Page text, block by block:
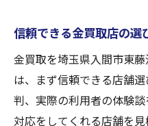
信頼できる金買取店の選
金買取を埼玉県入間市東
は、まず信頼できる店舗
判、実際の利用者の体験
対応をしてくれる店舗を